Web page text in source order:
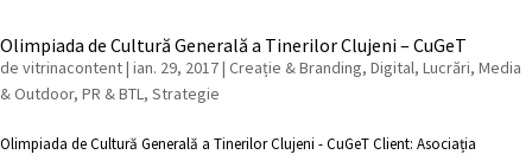
Olimpiada de Cultură Generală a Tinerilor Clujeni – CuGeT
de vitrinacontent| ian. 29, 2017| Creație & Branding, Digital, Lucrări, Media
& Outdoor, PR & BTL, Strategie
Olimpiada de Cultură Generală a Tinerilor Clujeni - CuGeT Client: Asociația